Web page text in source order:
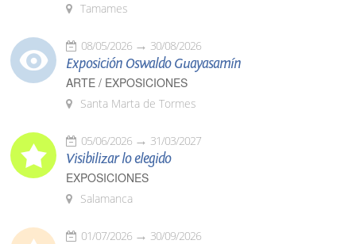
Tamames
08/05/2026 30/08/2026
Exposición Oswaldo Guayasamín
ARTE / EXPOSICIONES
Santa Marta de Tormes
05/06/2026 31/03/2027
Visibilizar lo elegido
EXPOSICIONES
Salamanca
01/07/2026 30/09/2026